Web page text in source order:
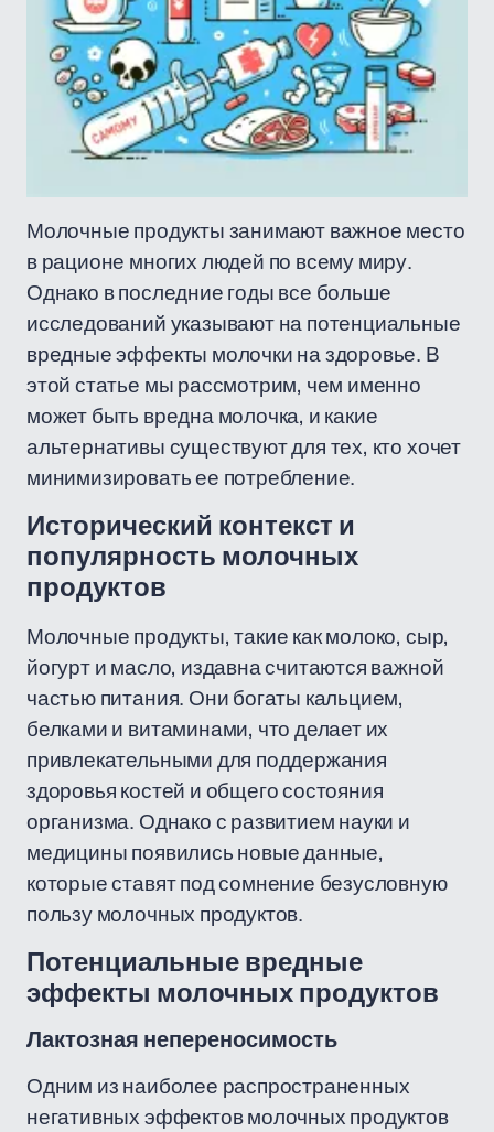
Молочные продукты занимают важное место
в рационе многих людей по всему миру.
Однако в последние годы все больше
исследований указывают на потенциальные
вредные эффекты молочки на здоровье. В
этой статье мы рассмотрим, чем именно
может быть вредна молочка, и какие
альтернативы существуют для тех, кто хочет
минимизировать ее потребление.
Исторический контекст и
популярность молочных
продуктов
Молочные продукты, такие как молоко, сыр,
йогурт и масло, издавна считаются важной
частью питания. Они богаты кальцием,
белками и витаминами, что делает их
привлекательными для поддержания
здоровья костей и общего состояния
организма. Однако с развитием науки и
медицины появились новые данные,
которые ставят под сомнение безусловную
пользу молочных продуктов.
Потенциальные вредные
эффекты молочных продуктов
Лактозная непереносимость
Одним из наиболее распространенных
негативных эффектов молочных продуктов